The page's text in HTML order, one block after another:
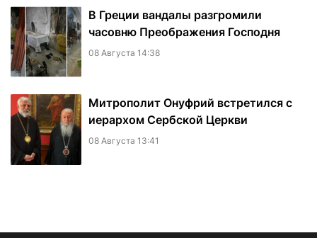
В Греции вандалы разгромили
часовню Преображения Господня
08 Августа 14:38
Митрополит Онуфрий встретился с
иерархом Сербской Церкви
08 Августа 13:41